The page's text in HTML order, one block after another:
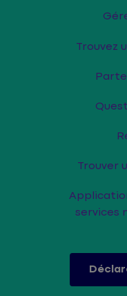
Trouvez
Trouver
services